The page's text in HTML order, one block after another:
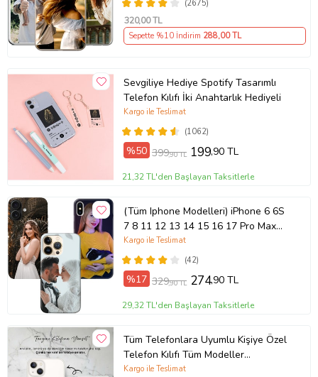
(2675)
320,00 TL
Sepette %10 İndirim 288,00 TL
Sevgiliye Hediye Spotify Tasarımlı
Telefon Kılıfı İki Anahtarlık Hediyeli
(1062)
Kargo ile Teslimat
%50 399,90 TL 199,90 TL
21,32 TL'den Başlayan Taksitlerle
(Tüm Iphone Modelleri) iPhone 6 6S
7 8 11 12 13 14 15 16 17 Pro Max
Plus Mini Kişiye Özel Resimli
Fotoğraflı Kılıf(42)
Kargo ile Teslimat
%17 329,90 TL 274,90 TL
29,32 TL'den Başlayan Taksitlerle
Tüm Telefonlara Uyumlu Kişiye Özel
Telefon Kılıfı Tüm Modeller
Açıklamada
Kargo ile Teslimat